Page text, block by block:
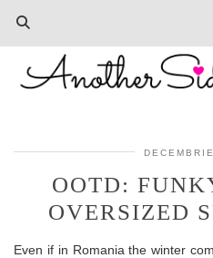
OOTD:
OVERSIZED
Even if in Romania the winter